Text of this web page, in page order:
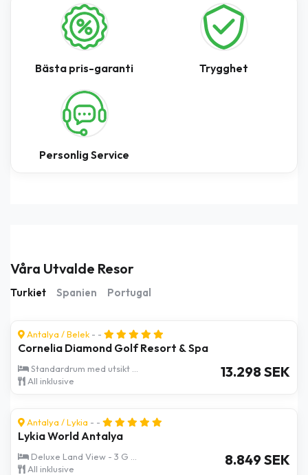
Bästa pris-garanti Trygghet
Personlig Service
Våra Utvalde Resor
Turkiet Spanien Portugal
Antalya /Belek - -
Cornelia Diamond Golf Resort & Spa
Standardrum med utsikt ...
All inklusive
13.298 SEK
Antalya /Lykia - -
Lykia World Antalya
Deluxe Land View - 3 G ...
All inklusive
8.849 SEK